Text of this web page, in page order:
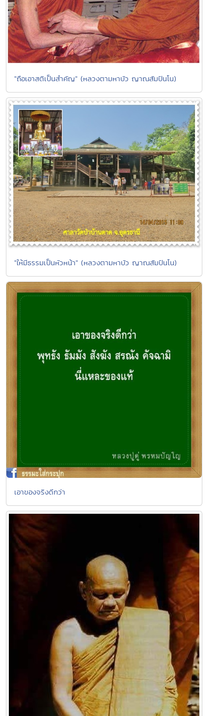
"ถือเอาสติเป็นสำคัญ" (หลวงตามหาบัว ญาณสัมปันโน)
"ให้มีธรรมเป็นหัวหน้า" (หลวงตามหาบัว ญาณสัมปันโน)
เอาของจริงดีกว่า